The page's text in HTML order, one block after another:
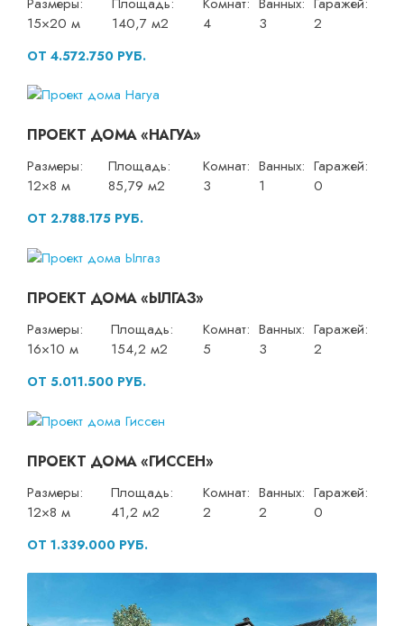
15×20 м
140,7 м2
4
3
2
ОТ 4.572.750 РУБ.
ПРОЕКТ ДОМА «НАГУА»
Размеры:
12×8 м
Площадь:
85,79 м2
Комнат:
3
Ванных:
1
Гаражей:
0
ОТ 2.788.175 РУБ.
ПРОЕКТ ДОМА «ЫЛГАЗ»
Размеры:
16×10 м
Площадь:
154,2 м2
Комнат:
5
Ванных:
3
Гаражей:
2
ОТ 5.011.500 РУБ.
ПРОЕКТ ДОМА «ГИССЕН»
Размеры:
12×8 м
Площадь:
41,2 м2
Комнат:
2
Ванных:
2
Гаражей:
0
ОТ 1.339.000 РУБ.